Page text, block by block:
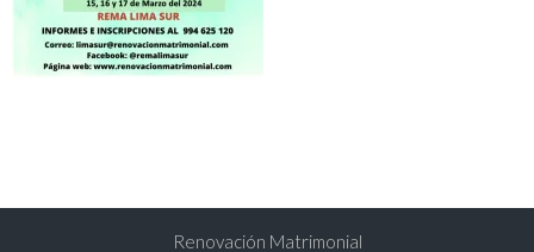
Renovación Matrimonial